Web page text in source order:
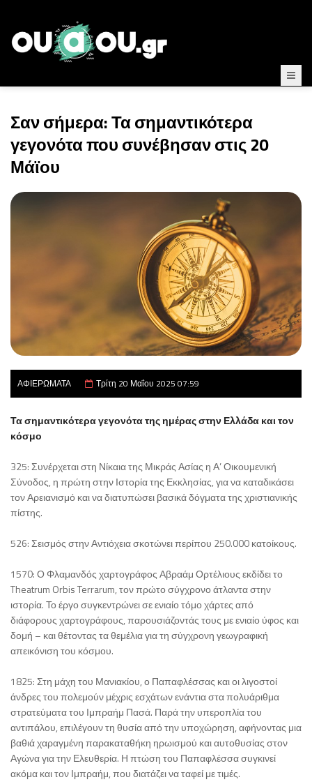
Σαν σήμερα: Τα σημαντικότερα
γεγονότα που συνέβησαν στις 20
Μάϊου
ΑΦΙΕΡΩΜΑΤΑ Τρίτη 20 Μαΐου 2025 07:59
Τα σημαντικότερα γεγονότα της ημέρας στην Ελλάδα και τον
κόσμο
325: Συνέρχεται στη Νίκαια της Μικράς Ασίας η Α’ Οικουμενική
Σύνοδος, η πρώτη στην Ιστορία της Εκκλησίας, για να καταδικάσει
τον Αρειανισμό και να διατυπώσει βασικά δόγματα της χριστιανικής
πίστης.
526: Σεισμός στην Αντιόχεια σκοτώνει περίπου 250.000 κατοίκους.
1570: Ο Φλαμανδός χαρτογράφος Αβραάμ Ορτέλιους εκδίδει το
Theatrum Orbis Terrarum, τον πρώτο σύγχρονο άτλαντα στην
ιστορία. Το έργο συγκεντρώνει σε ενιαίο τόμο χάρτες από
διάφορους χαρτογράφους, παρουσιάζοντάς τους με ενιαίο ύφος και
δομή – και θέτοντας τα θεμέλια για τη σύγχρονη γεωγραφική
απεικόνιση του κόσμου.
1825: Στη μάχη του Μανιακίου, ο Παπαφλέσσας και οι λιγοστοί
άνδρες του πολεμούν μέχρις εσχάτων ενάντια στα πολυάριθμα
στρατεύματα του Ιμπραήμ Πασά. Παρά την υπεροπλία του
αντιπάλου, επιλέγουν τη θυσία από την υποχώρηση, αφήνοντας μια
βαθιά χαραγμένη παρακαταθήκη ηρωισμού και αυτοθυσίας στον
Αγώνα για την Ελευθερία. Η πτώση του Παπαφλέσσα συγκινεί
ακόμα και τον Ιμπραήμ, που διατάζει να ταφεί με τιμές.